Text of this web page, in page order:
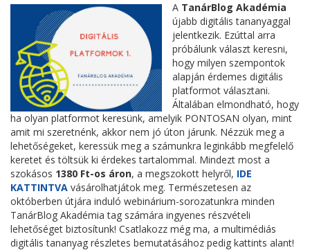
A TanárBlog Akadémia
újabb digitális tananyaggal
jelentkezik. Ezúttal arra
próbálunk választ keresni,
hogy milyen szempontok
alapján érdemes digitális
platformot választani.
Általában elmondható, hogy
ha olyan platformot keresünk, amelyik PONTOSAN olyan, mint
amit mi szeretnénk, akkor nem jó úton járunk. Nézzük meg a
lehetőségeket, keressük meg a számunkra leginkább megfelelő
keretet és töltsük ki érdekes tartalommal. Mindezt most a
szokásos 1380 Ft-os áron, a megszokott helyről, IDE
KATTINTVA vásárolhatjátok meg. Természetesen az
októberben útjára induló webinárium-sorozatunkra minden
TanárBlog Akadémia tag számára ingyenes részvételi
lehetőséget biztosítunk! Csatlakozz még ma, a multimédiás
digitális tananyag részletes bemutatásához pedig kattints alant!